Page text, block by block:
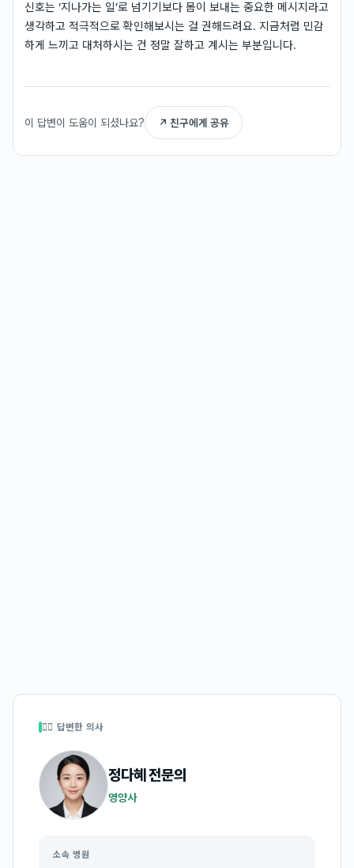
신호는 ‘지나가는 일’로 넘기기보다 몸이 보내는 중요한 메시지라고
생각하고 적극적으로 확인해보시는 걸 권해드려요. 지금처럼 민감
하게 느끼고 대처하시는 건 정말 잘하고 계시는 부분입니다.
이 답변이 도움이 되셨나요? ↗ 친구에게 공유
👩‍⚕️ 답변한 의사
정다혜전문의
영양사
소속 병원